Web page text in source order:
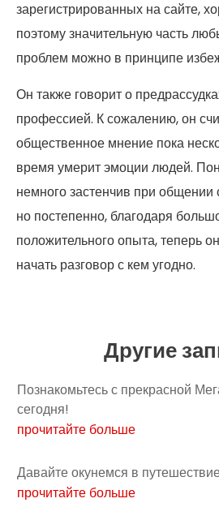
зарегистрированных на сайте,
поэтому значительную часть
проблем можно в принципе
Он также говорит о
профессией. К сожалению, он
общественное мнение пока
время умерит эмоции людей.
немного застенчив при общении
но постепенно, благодаря
положительного опыта, теперь
начать разговор с кем угодно.
Другие
Познакомьтесь с прекрасной
сегодня!
прочитайте больше
Давайте окунемся в
прочитайте больше